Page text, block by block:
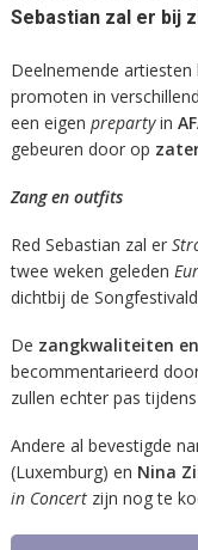
Sebastian zal er bij
Deelnemende
promoten in
een eigen prepartyin
gebeuren door op
Zang en outfits
Red Sebastian zal er
twee weken geleden
dichtbij de
De zangkwaliteiten
becommentarieerd
zullen echter pas
Andere al bevestigde
(Luxemburg) en Nina
in Concert zijn nog te